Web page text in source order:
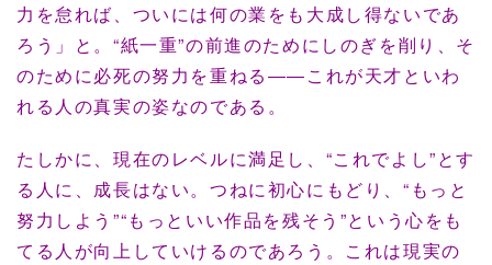
力を怠れば、ついには何の業をも大成し得ないであ
ろう」と。“紙一重”の前進のためにしのぎを削り、そ
のために必死の努力を重ねる――これが天才といわ
れる人の真実の姿なのである。
たしかに、現在のレベルに満足し、“これでよし”とす
る人に、成長はない。つねに初心にもどり、“もっと
努力しよう”“もっといい作品を残そう”という心をも
てる人が向上していけるのであろう。これは現実の